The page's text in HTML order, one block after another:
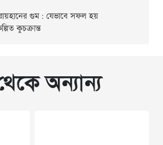
গুম : যেভাবে সফল হয়
কুচক্রান্ত
অন্যান্য